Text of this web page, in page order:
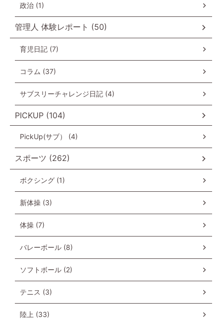
政治 (1)
管理人 体験レポート (50)
育児日記 (7)
コラム (37)
サブスリーチャレンジ日記 (4)
PICKUP (104)
PickUp(サブ） (4)
スポーツ (262)
ボクシング (1)
新体操 (3)
体操 (7)
バレーボール (8)
ソフトボール (2)
テニス (3)
陸上 (33)